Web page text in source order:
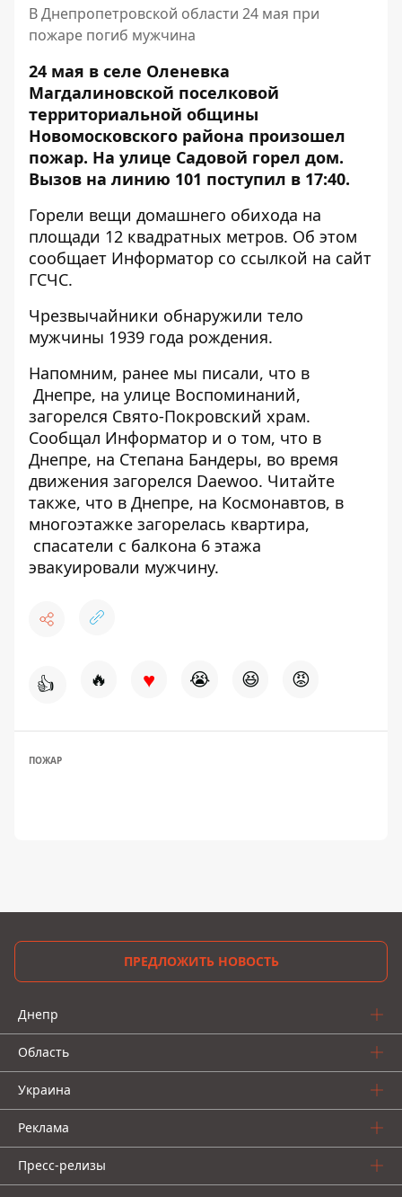
В Днепропетровской области 24 мая при
пожаре погиб мужчина
24 мая в селе Оленевка
Магдалиновской поселковой
территориальной общины
Новомосковского района произошел
пожар. На улице Садовой горел дом.
Вызов на линию 101 поступил в 17:40.
Горели вещи домашнего обихода на
площади 12 квадратных метров. Об этом
сообщает Информатор со ссылкой на сайт
ГСЧС.
Чрезвычайники обнаружили тело
мужчины 1939 года рождения.
Напомним, ранее мы писали, что в
Днепре, на улице Воспоминаний,
загорелся Свято-Покровский храм.
Сообщал Информатор и о том, что в
Днепре, на Степана Бандеры, во время
движения загорелся Daewoo. Читайте
также, что в Днепре, на Космонавтов, в
многоэтажке загорелась квартира,
спасатели с балкона 6 этажа
эвакуировали мужчину.
👍 🔥 ♥ 😭 😆 😡
ПОЖАР
ПРЕДЛОЖИТЬ НОВОСТЬ
Днепр
Область
Украина
Реклама
Пресс-релизы